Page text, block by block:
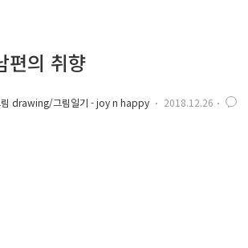
편의 취향
림 drawing/그림일기 - joy n happy 2018.12.26